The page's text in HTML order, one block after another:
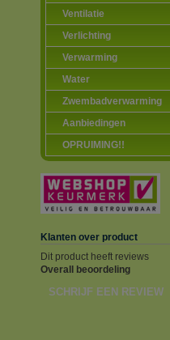
Ventilatie
Verlichting
Verwarming
Water
Zwembadverwarming
Aanbiedingen
OPRUIMING!!
Klanten over product
Dit product heeft reviews
Overall beoordeling
SCHRIJF EEN REVIEW